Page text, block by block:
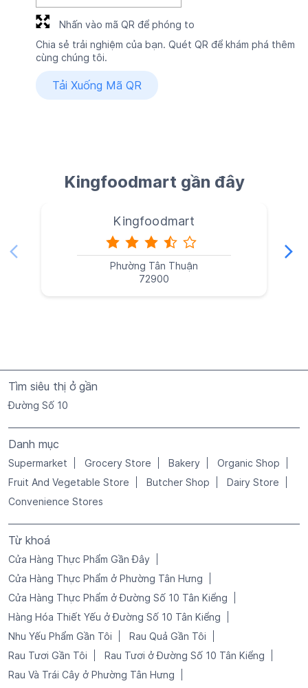
Chia sẻ trải nghiệm của bạn. Quét QR để khám phá thêm
cùng chúng tôi.
Tải Xuống Mã QR
Nhấn vào mã QR để phóng to
Kingfoodmart gần đây
Kingfoodmart
Phường Tân Thuận
72900
Tìm siêu thị ở gần
Đường Số 10
Danh mục
Supermarket Grocery Store Bakery
Organic Shop
Fruit And Vegetable Store
Butcher Shop
Dairy Store
Convenience Stores
Từ khoá
Cửa Hàng Thực Phẩm Gần Đây
Cửa Hàng Thực Phẩm ở Phường Tân Hưng
Cửa Hàng Thực Phẩm ở Đường Số 10 Tân Kiểng
Hàng Hóa Thiết Yếu ở Đường Số 10 Tân Kiểng
Nhu Yếu Phẩm Gần Tôi
Rau Quả Gần Tôi
Rau Tươi Gần Tôi
Rau Tươi ở Đường Số 10 Tân Kiểng
Rau Và Trái Cây ở Phường Tân Hưng